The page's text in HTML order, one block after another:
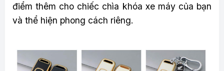
điểm thêm cho chiếc chìa khóa xe máy của bạn
và thể hiện phong cách riêng.